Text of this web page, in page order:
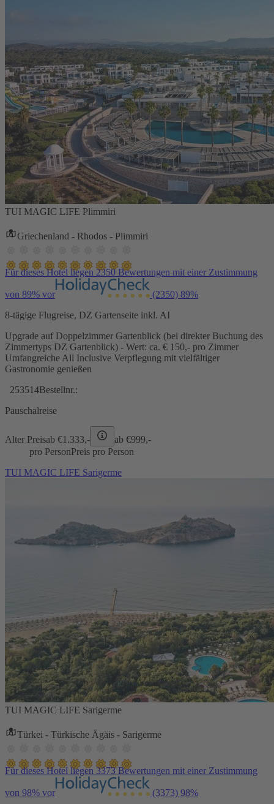
TUI MAGIC LIFE Plimmiri
Griechenland - Rhodos - Plimmiri
Für dieses Hotel liegen 2350 Bewertungen mit einer Zustimmung
von 89% vor (2350) 89%
8-tägige Flugreise, DZ Gartenseite inkl. AI
Upgrade auf Doppelzimmer Gartenblick (bei direkter Buchung des
Zimmertyps DZ Gartenblick) - Wert: ca. € 150,- pro Zimmer
Umfangreiche All Inclusive Verpflegung mit vielfältiger
Gastronomie genießen
253514Bestellnr.:
Pauschalreise
Alter Preisab €1.333,- ab €999,-
pro PersonPreis pro Person
TUI MAGIC LIFE Sarigerme
TUI MAGIC LIFE Sarigerme
Türkei - Türkische Ägäis - Sarigerme
Für dieses Hotel liegen 3373 Bewertungen mit einer Zustimmung
von 98% vor (3373) 98%